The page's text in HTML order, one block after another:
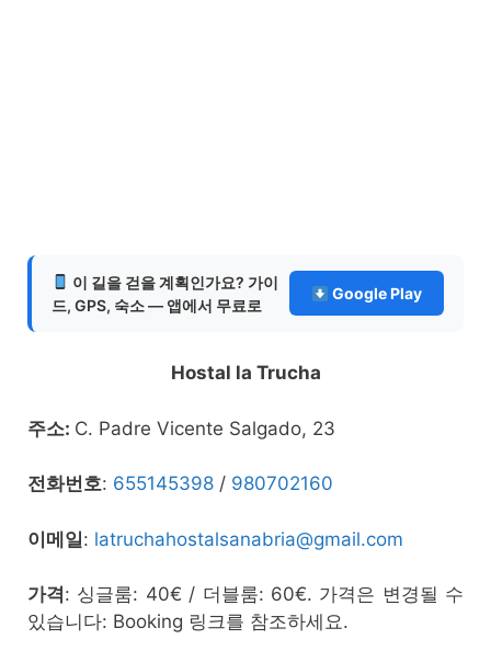
이 길을 걷을 계획인가요? 가이
드, GPS, 숙소 — 앱에서 무료로
Google Play
Hostal la Trucha
주소: C. Padre Vicente Salgado, 23
전화번호: 655145398 / 980702160
이메일: latruchahostalsanabria@gmail.com
가격 : 싱글룸: 40€ / 더블룸: 60€. 가격은 변경될 수
있습니다: Booking 링크를 참조하세요.